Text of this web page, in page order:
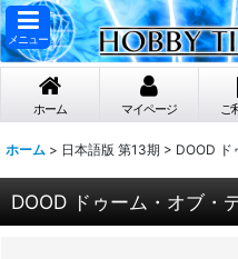
メニュー
ホーム マイページ ご
ホーム > 日本語版 第13期 > DOOD ド
DOOD ドゥーム・オブ・